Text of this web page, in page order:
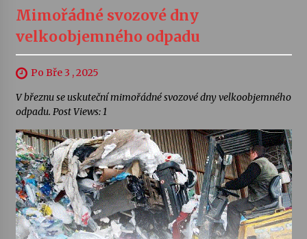
Mimořádné svozové dny
velkoobjemného odpadu
Po Bře 3 , 2025
V březnu se uskuteční mimořádné svozové dny velkoobjemného
odpadu. Post Views: 1